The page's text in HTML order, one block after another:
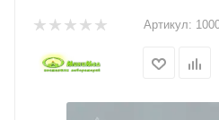
Артикул: